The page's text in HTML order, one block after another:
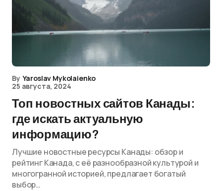
By Yaroslav Mykolaienko
25 августа, 2024
Топ новостных сайтов Канады:
где искать актуальную
информацию?
Лучшие новостные ресурсы Канады: обзор и
рейтинг Канада, с её разнообразной культурой и
многогранной историей, предлагает богатый
выбор…